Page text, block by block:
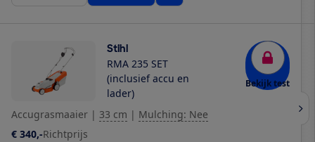
Stihl
RMA 235 SET
(inclusief accu en
lader)
Bekijk test
Accugrasmaaier | 33 cm | Mulching: Nee
€ 340,-Richtprijs